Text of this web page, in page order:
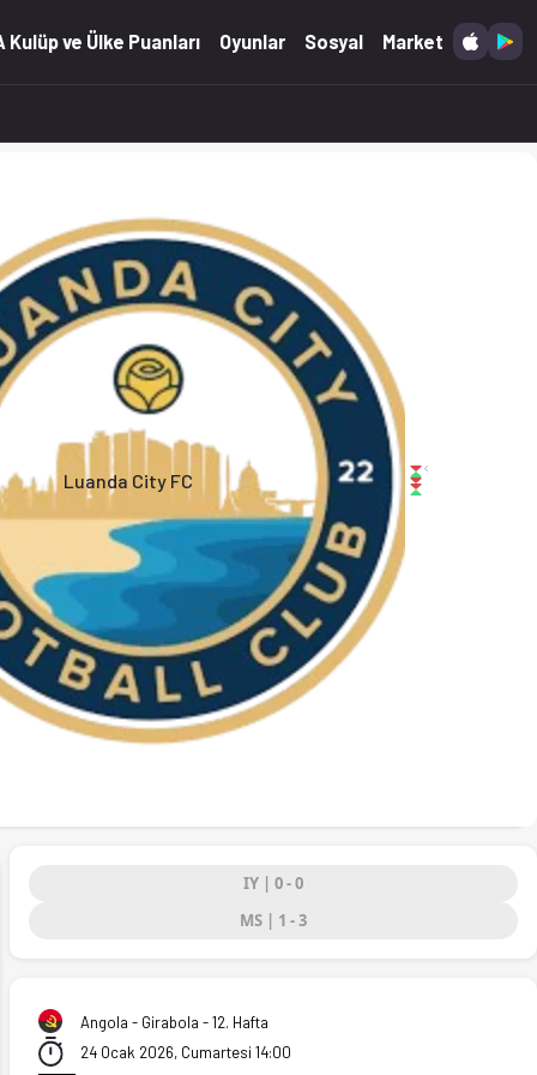
Kulüp ve Ülke Puanları Oyunlar Sosyal Market
Luanda City FC
IY | 0 - 0
MS | 1 - 3
Angola - Girabola - 12. Hafta
24 Ocak 2026, Cumartesi 14:00